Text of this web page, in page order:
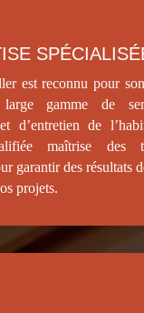
est reconnu pour
gamme de
d’entretien de
maîtrise des
garantir des résultats
projets.